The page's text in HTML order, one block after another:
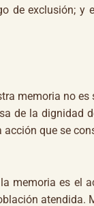
de exclusión; y
memoria no
de la dignidad
acción que se
es el